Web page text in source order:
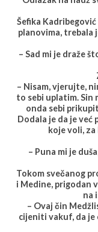
Šefika
planovima, trebala
– Sad mi je draže
– Nisam, vjerujte,
to sebi uplatim. Sin
onda sebi
Dodala je da je već
koje voli,
– Puna mi je
Tokom svečanog
i Medine, prigodan
na
– Ovaj čin
cijeniti vakuf, da je